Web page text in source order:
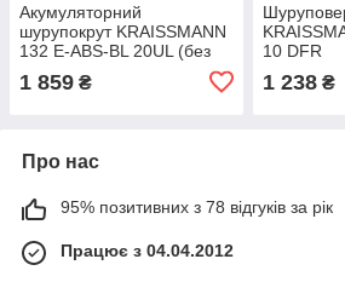
Акумуляторний
шурупокрут KRAISSMANN
132 E-ABS-BL 20UL (без
акумулятора та зарядного
пристрою)
1 859 ₴
10 DFR
1 238₴
Про нас
95% позитивних з 78 відгуків за рік
Працює з 04.04.2012